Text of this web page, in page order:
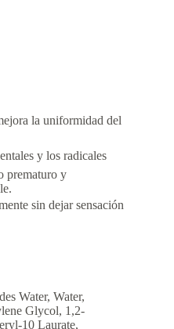
la uniformidad del
y los radicales
prematuro y
sin dejar sensación
Water, Water,
Glycol, 1,2-
10 Laurate,